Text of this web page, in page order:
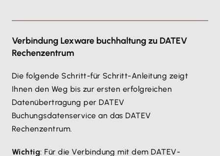
Verbindung Lexware buchhaltung zu DATEV
Rechenzentrum
Die folgende Schritt-für Schritt-Anleitung zeigt
Ihnen den Weg bis zur ersten erfolgreichen
Datenübertragung per DATEV
Buchungsdatenservice an das DATEV
Rechenzentrum.
Wichtig: Für die Verbindung mit dem DATEV-